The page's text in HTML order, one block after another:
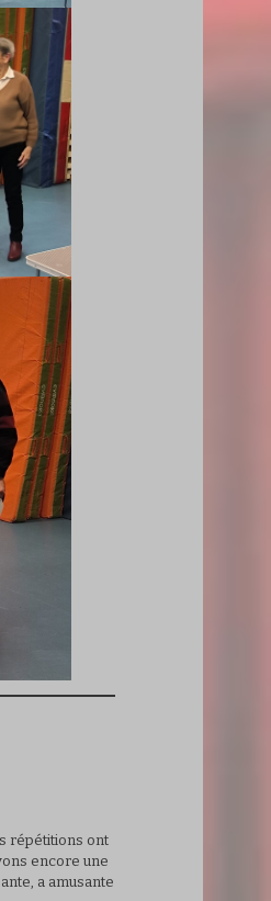
répétitions ont
encore une
a amusante